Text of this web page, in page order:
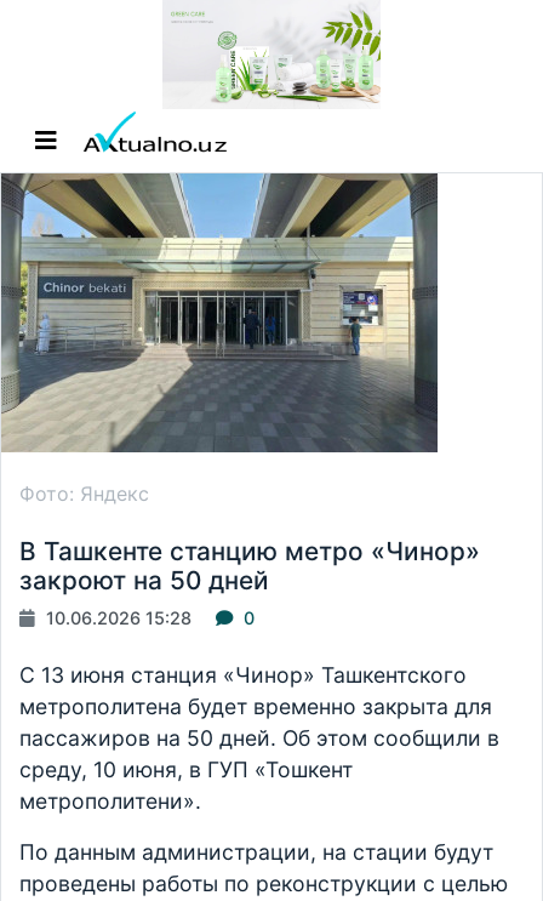
Фото: Яндекс
В Ташкенте станцию метро «Чинор»
закроют на 50 дней
10.06.2026 15:28 0
С 13 июня станция «Чинор» Ташкентского
метрополитена будет временно закрыта для
пассажиров на 50 дней. Об этом сообщили в
среду, 10 июня, в ГУП «Тошкент
метрополитени».
По данным администрации, на стации будут
проведены работы по реконструкции с целью